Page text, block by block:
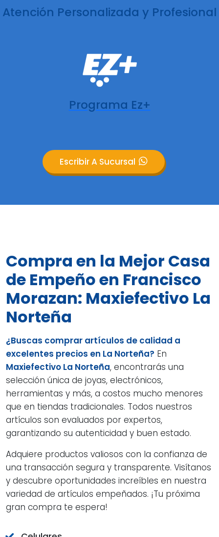
Atención Personalizada y Profesional
Programa Ez+
Escribir A Sucursal
Compra en la Mejor Casa
de Empeño en Francisco
Morazan: Maxiefectivo La
Norteña
¿Buscas comprar artículos de calidad a
excelentes precios en La Norteña? En
Maxiefectivo La Norteña, encontrarás una
selección única de joyas, electrónicos,
herramientas y más, a costos mucho menores
que en tiendas tradicionales. Todos nuestros
artículos son evaluados por expertos,
garantizando su autenticidad y buen estado.
Adquiere productos valiosos con la confianza de
una transacción segura y transparente. Visítanos
y descubre oportunidades increíbles en nuestra
variedad de artículos empeñados. ¡Tu próxima
gran compra te espera!